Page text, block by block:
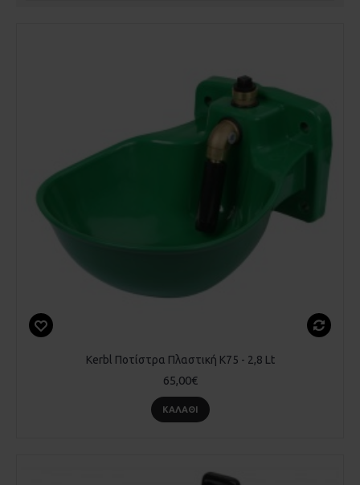
Kerbl Ποτίστρα Πλαστική K75 - 2,8 Lt
65,00€
ΚΑΛΆΘΙ